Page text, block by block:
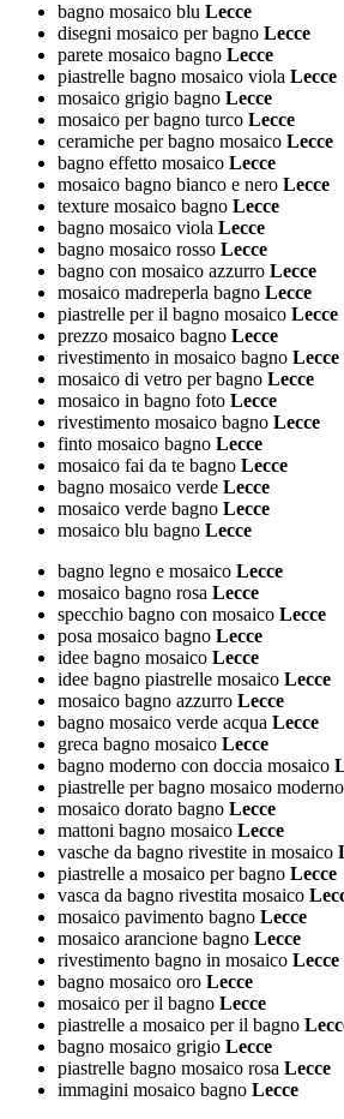
bagno mosaico blu Lecce
disegni mosaico per bagno Lecce
parete mosaico bagno Lecce
piastrelle bagno mosaico viola Lecce
mosaico grigio bagno Lecce
mosaico per bagno turco Lecce
ceramiche per bagno mosaico Lecce
bagno effetto mosaico Lecce
mosaico bagno bianco e nero Lecce
texture mosaico bagno Lecce
bagno mosaico viola Lecce
bagno mosaico rosso Lecce
bagno con mosaico azzurro Lecce
mosaico madreperla bagno Lecce
piastrelle per il bagno mosaico Lecce
prezzo mosaico bagno Lecce
rivestimento in mosaico bagno Lecce
mosaico di vetro per bagno Lecce
mosaico in bagno foto Lecce
rivestimento mosaico bagno Lecce
finto mosaico bagno Lecce
mosaico fai da te bagno Lecce
bagno mosaico verde Lecce
mosaico verde bagno Lecce
mosaico blu bagno Lecce
bagno legno e mosaico Lecce
mosaico bagno rosa Lecce
specchio bagno con mosaico Lecce
posa mosaico bagno Lecce
idee bagno mosaico Lecce
idee bagno piastrelle mosaico Lecce
mosaico bagno azzurro Lecce
bagno mosaico verde acqua Lecce
greca bagno mosaico Lecce
bagno moderno con doccia mosaico
piastrelle per bagno mosaico moderno
mosaico dorato bagno Lecce
mattoni bagno mosaico Lecce
vasche da bagno rivestite in mosaico
piastrelle a mosaico per bagno Lecce
vasca da bagno rivestita mosaico
mosaico pavimento bagno Lecce
mosaico arancione bagno Lecce
rivestimento bagno in mosaico Lecce
bagno mosaico oro Lecce
mosaico per il bagno Lecce
piastrelle a mosaico per il bagno
bagno mosaico grigio Lecce
piastrelle bagno mosaico rosa Lecce
immagini mosaico bagno Lecce